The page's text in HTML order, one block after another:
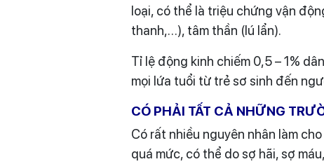
loại, có thể là triệu chứng vận
thanh,…), tâm thần (lú lẩn).
Tỉ lệ động kinh chiếm 0,5 – 1%
mọi lứa tuổi từ trẻ sơ sinh đến
CÓ PHẢI TẤT CẢ NHỮNG
Có rất nhiều nguyên nhân làm
quá mức, có thể do sợ hãi, sợ